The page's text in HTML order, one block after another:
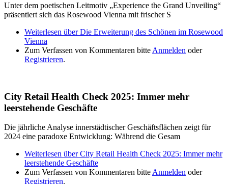
Unter dem poetischen Leitmotiv „Experience the Grand Unveiling“
präsentiert sich das Rosewood Vienna mit frischer S
Weiterlesen über Die Erweiterung des Schönen im Rosewood
Vienna
Zum Verfassen von Kommentaren bitte Anmelden oder
Registrieren.
City Retail Health Check 2025: Immer mehr
leerstehende Geschäfte
Die jährliche Analyse innerstädtischer Geschäftsflächen zeigt für
2024 eine paradoxe Entwicklung: Während die Gesam
Weiterlesen über City Retail Health Check 2025: Immer mehr
leerstehende Geschäfte
Zum Verfassen von Kommentaren bitte Anmelden oder
Registrieren.